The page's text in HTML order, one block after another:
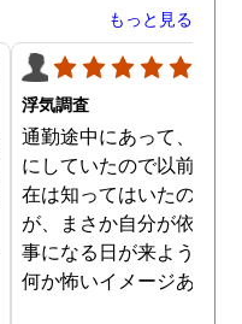
もっと見る
浮気調査
通勤途中にあって、毎日
にしていたので以前から
在は知ってはいたのです
が、まさか自分が依頼す
事になる日が来ようと
何か怖いイメージありま